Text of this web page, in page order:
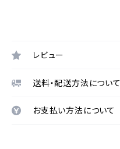
レビュー
送料・配送方法について
お支払い方法について